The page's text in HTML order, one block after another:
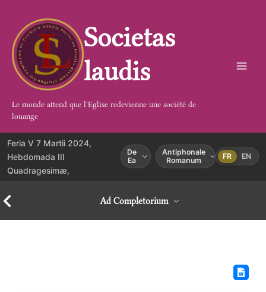
contenu
Societas
laudis
Le monde attend que l'Eglise redevienne une société de
louange
Feria V 7 Martii 2024,
Hebdomada III
Quadragesimæ,
De
Ea
Antiphonale
Romanum
FR EN
Ad Completorium